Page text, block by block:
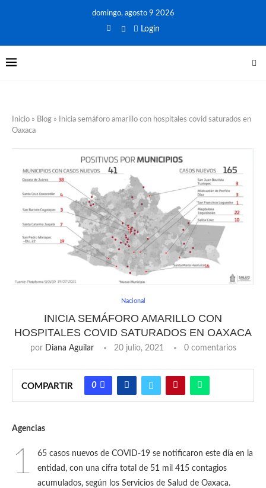
domingo, agosto 9 2026
Login
Inicio » Blog »
Inicia semáforo amarillo con hospitales covid saturados en
Oaxaca
Nacional
INICIA SEMÁFORO AMARILLO CON
HOSPITALES COVID SATURADOS EN OAXACA
por Diana Aguilar 20 julio, 2021 0 comentarios
COMPARTIR 0
Agencias
1
65 casos nuevos de COVID-19 se notificaron este día en la
entidad, con una cifra total de 51 mil 415 contagios
acumulados, según los Servicios de Salud de Oaxaca.